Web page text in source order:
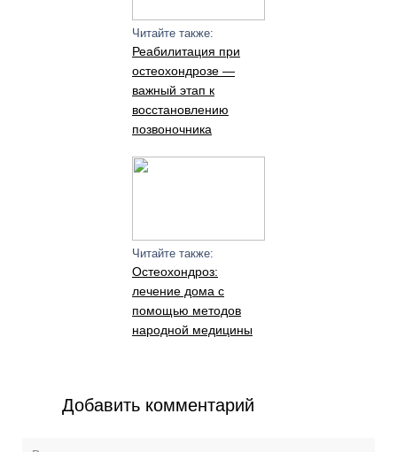
Читайте также:
Реабилитация при
остеохондрозе —
важный этап к
восстановлению
позвоночника
Читайте также:
Остеохондроз:
лечение дома с
помощью методов
народной медицины
Добавить комментарий